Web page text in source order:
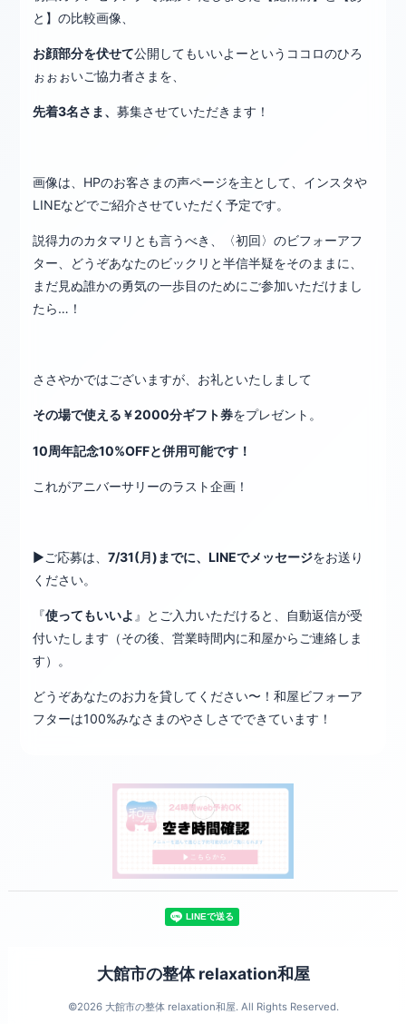
と】の比較画像、
お顔部分を伏せて公開してもいいよーというココロのひろ
ぉぉぉいご協力者さまを、
先着3名さま、募集させていただきます！
画像は、HPのお客さまの声ページを主として、インスタや
LINEなどでご紹介させていただく予定です。
説得力のカタマリとも言うべき、〈初回〉のビフォーアフ
ター、どうぞあなたのビックリと半信半疑をそのままに、
まだ見ぬ誰かの勇気の一歩目のためにご参加いただけまし
たら…！
ささやかではございますが、お礼といたしまして
その場で使える￥2000分ギフト券をプレゼント。
10周年記念10%OFFと併用可能です！
これがアニバーサリーのラスト企画！
▶︎ご応募は、7/31(月)までに、LINEでメッセージをお送り
ください。
『使ってもいいよ 』とご入力いただけると、自動返信が受
付いたします（その後、営業時間内に和屋からご連絡しま
す）。
どうぞあなたのお力を貸してください〜！和屋ビフォーア
フターは100%みなさまのやさしさでできています！
大館市の整体 relaxation和屋
©2026 大館市の整体 relaxation和屋. All Rights Reserved.